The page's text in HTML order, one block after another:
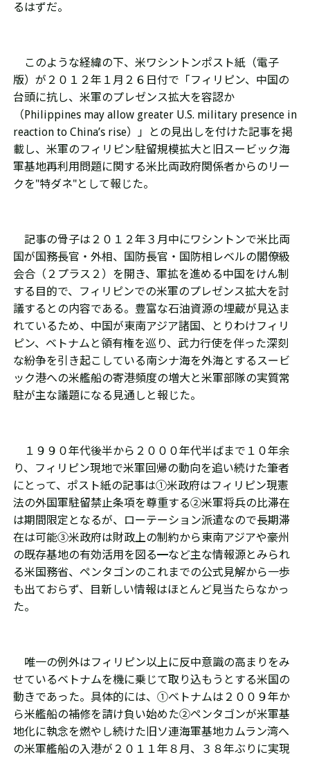
るはずだ。
このような経緯の下、米ワシントンポスト紙（電子
版）が２０１２年１月２６日付で「フィリピン、中国の
台頭に抗し、米軍のプレゼンス拡大を容認か
（Philippines may allow greater U.S. military presence in
reaction to China’s rise）」との見出しを付けた記事を掲
載し、米軍のフィリピン駐留規模拡大と旧スービック海
軍基地再利用問題に関する米比両政府関係者からのリー
クを"特ダネ"として報じた。
記事の骨子は２０１２年３月中にワシントンで米比両
国が国務長官・外相、国防長官・国防相レベルの閣僚級
会合（２プラス２）を開き、軍拡を進める中国をけん制
する目的で、フィリピンでの米軍のプレゼンス拡大を討
議するとの内容である。豊富な石油資源の埋蔵が見込ま
れているため、中国が東南アジア諸国、とりわけフィリ
ピン、ベトナムと領有権を巡り、武力行使を伴った深刻
な紛争を引き起こしている南シナ海を外海とするスービ
ック港への米艦船の寄港頻度の増大と米軍部隊の実質常
駐が主な議題になる見通しと報じた。
１９９０年代後半から２０００年代半ばまで１０年余
り、フィリピン現地で米軍回帰の動向を追い続けた筆者
にとって、ポスト紙の記事は①米政府はフィリピン現憲
法の外国軍駐留禁止条項を尊重する②米軍将兵の比滞在
は期間限定となるが、ローテーション派遣なので長期滞
在は可能③米政府は財政上の制約から東南アジアや豪州
の既存基地の有効活用を図る━など主な情報源とみられ
る米国務省、ペンタゴンのこれまでの公式見解から一歩
も出ておらず、目新しい情報はほとんど見当たらなかっ
た。
唯一の例外はフィリピン以上に反中意識の高まりをみ
せているベトナムを機に乗じて取り込もうとする米国の
動きであった。具体的には、①ベトナムは２００９年か
ら米艦船の補修を請け負い始めた②ペンタゴンが米軍基
地化に執念を燃やし続けた旧ソ連海軍基地カムラン湾へ
の米軍艦船の入港が２０１１年８月、３８年ぶりに実現